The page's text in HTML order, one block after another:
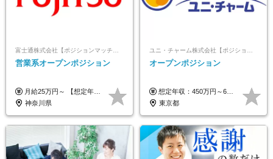
営業系オープンポジション
月給25万円～ 【想定年収】 400万円～1000万円（残業代及び諸手当込） ※ご経験、前年収、ご年齢に応じて決定します。
神奈川県
オープンポジション
想定年収：450万円～650万円 ※経験・能力を考慮の上、規定により優遇いたします ※試用期間6ヵ月（その間の給与・待遇に変動はありません）
東京都